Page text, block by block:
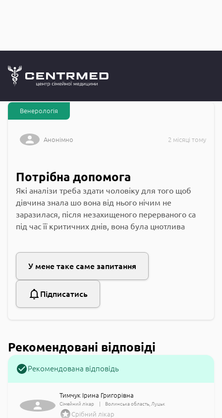
CENTRMED: Задай питання лікарю онлайн
Венерологія
Анонімно 2 місяці тому
Потрібна допомога
Які аналізи треба здати чоловіку для того щоб
дівчина знала шо вона від нього нічим не
заразилася, після незахищеного перерваного са
під час її критичних днів, вона була цнотлива
У мене таке саме запитання
Підписатись
Рекомендовані відповіді
Рекомендована відповідь
Тимчук Ірина Григорівна
Сімейний лікар Волинська область Луцьк
Срібний лікар